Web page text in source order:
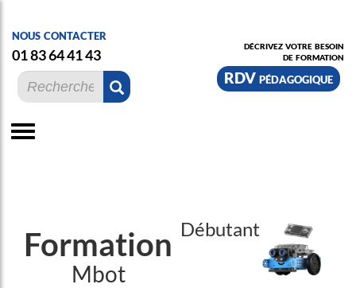
nous contacter
01 83 64 41 43
décrivez votre besoin
de formation
RDV pédagogique
Formation
Mbot
Débutant